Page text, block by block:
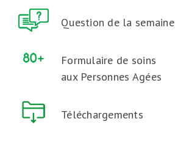
Question de la semaine
Formulaire de soins
aux Personnes Agées
Téléchargements